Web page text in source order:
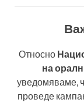
Относно
на
уведомяваме,
проведе